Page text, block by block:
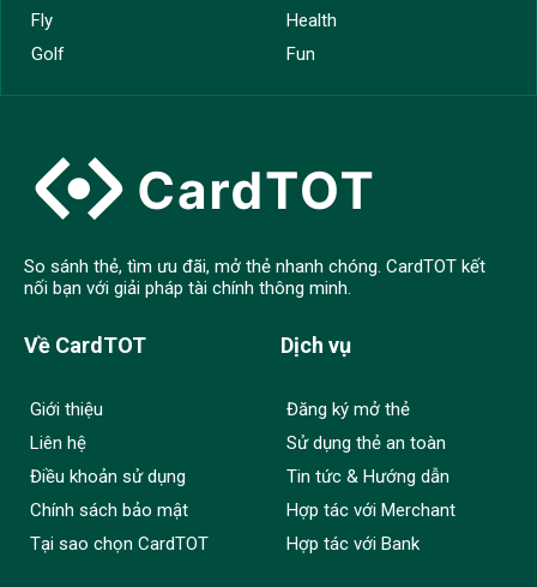
Fly
Golf
Health
Fun
So sánh thẻ, tìm ưu đãi, mở thẻ nhanh chóng. CardTOT kết
nối bạn với giải pháp tài chính thông minh.
Về CardTOT
Giới thiệu
Liên hệ
Điều khoản sử dụng
Chính sách bảo mật
Tại sao chọn CardTOT
Dịch vụ
Đăng ký mở thẻ
Sử dụng thẻ an toàn
Tin tức & Hướng dẫn
Hợp tác với Merchant
Hợp tác với Bank